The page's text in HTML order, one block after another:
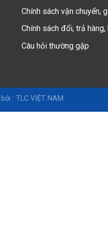
Chính sách vận chuyển,
Chính sách đổi, trả hàng,
Câu hỏi thường gặp
: TLC VIỆT NAM